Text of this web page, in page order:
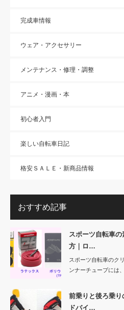
完成車情報
ウェア・アクセサリー
メンテナンス・修理・調整
アニメ・漫画・本
初心者入門
楽しい自転車日記
格安ＳＡＬＥ・新商品情報
おすすめ記事
スポーツ自転車
方｜ロ…
スポーツ自転車のク
ンナーチューブには
前乗りと後ろ乗
ドバイ…